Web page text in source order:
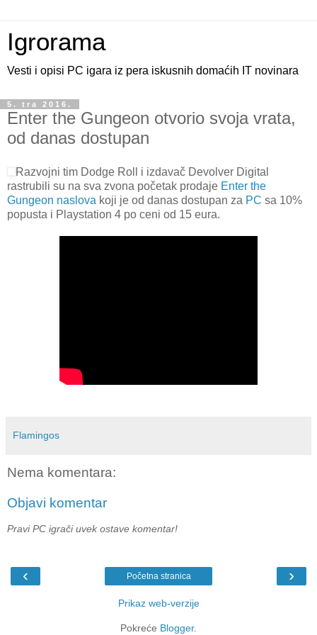
Igrorama
Vesti i opisi PC igara iz pera iskusnih domaćih IT novinara
5. tra 2016.
Enter the Gungeon otvorio svoja vrata,
od danas dostupan
Razvojni tim Dodge Roll i izdavač Devolver Digital
rastrubili su na sva zvona početak prodaje Enter the
Gungeon naslova koji je od danas dostupan za PC sa 10%
popusta i Playstation 4 po ceni od 15 eura.
Flamingos
Nema komentara:
Objavi komentar
Pravi PC igrači uvek ostave komentar!
‹ ›
Početna stranica
Prikaz web-verzije
Pokreće Blogger.